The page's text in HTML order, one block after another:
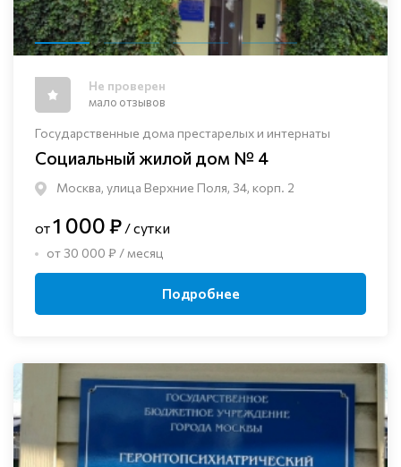
Государственные дома престарелых и интернаты
Социальный жилой дом № 4
Москва, улица Верхние Поля, 34, корп. 2
Не проверен
мало отзывов
от1 000 ₽ / сутки
от 30 000 ₽ / месяц
Подробнее